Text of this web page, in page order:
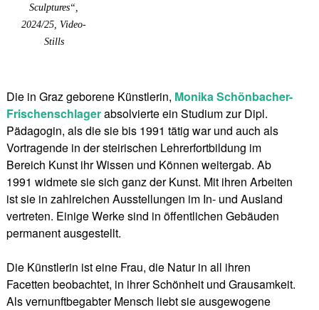
Sculptures“,
2024/25, Video-
Stills
Die in Graz geborene Künstlerin, Monika Schönbacher-
Frischenschlagerabsolvierte ein Studium zur Dipl.
Pädagogin, als die sie bis 1991 tätig war und auch als
Vortragende in der steirischen Lehrerfortbildung im
Bereich Kunst ihr Wissen und Können weitergab. Ab
1991 widmete sie sich ganz der Kunst. Mit ihren Arbeiten
ist sie in zahlreichen Ausstellungen im In- und Ausland
vertreten. Einige Werke sind in öffentlichen Gebäuden
permanent ausgestellt.
Die Künstlerin ist eine Frau, die Natur in all ihren
Facetten beobachtet, in ihrer Schönheit und Grausamkeit.
Als vernunftbegabter Mensch liebt sie ausgewogene